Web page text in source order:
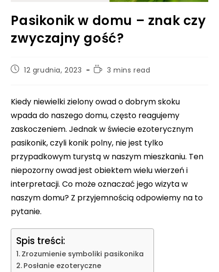
Pasikonik w domu – znak czy
zwyczajny gość?
Post12 grudnia, 2023
Reading
3 mins read
Kiedy niewielki zielony owad o dobrym skoku
wpada do naszego domu, często reagujemy
zaskoczeniem. Jednak w świecie ezoterycznym
pasikonik, czyli konik polny, nie jest tylko
przypadkowym turystą w naszym mieszkaniu. Ten
niepozorny owad jest obiektem wielu wierzeń i
interpretacji. Co może oznaczać jego wizyta w
naszym domu? Z przyjemnością odpowiemy na to
pytanie.
Spis treści:
Zrozumienie symboliki pasikonika
Posłanie ezoteryczne